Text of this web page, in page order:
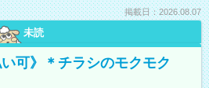
掲載日：2026.08.07
未読
可》＊チラシのモクモク